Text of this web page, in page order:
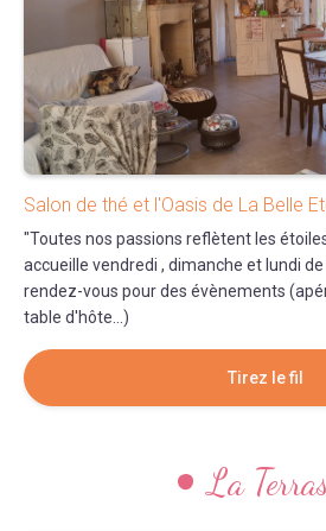
Salon de thé et l'Oasis de La Belle
"Toutes nos passions reflètent les
accueille vendredi , dimanche et lundi
rendez-vous pour des évènements
table d'hôte...)
Tirez le fil
La